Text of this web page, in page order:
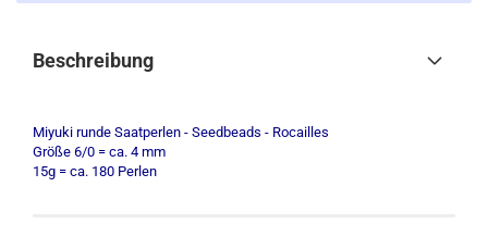
Beschreibung
Miyuki runde Saatperlen - Seedbeads - Rocailles
Größe 6/0 = ca. 4 mm
15g = ca. 180 Perlen